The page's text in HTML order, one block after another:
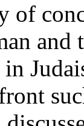
of